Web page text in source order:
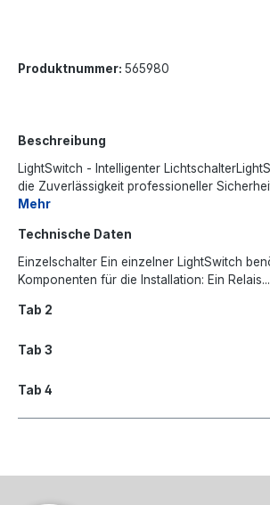
Produktnummer: 565980
Beschreibung
LightSwitch - Intelligenter
die Zuverlässigkeit professioneller
Mehr
Technische Daten
Einzelschalter Ein einzelner LightSwitch
Komponenten für die Installation: Ein Relais...
Tab 2
Tab 3
Tab 4